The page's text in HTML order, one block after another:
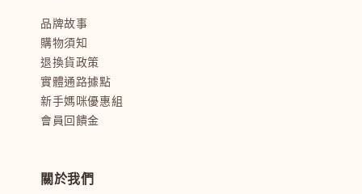
品牌故事
購物須知
退換貨政策
實體通路據點
新手媽咪優惠組
會員回饋金
關於我們